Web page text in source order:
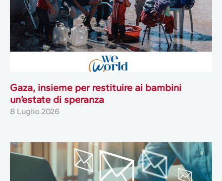
Gaza, insieme per restituire ai bambini
un’estate di speranza
8 Luglio 2026